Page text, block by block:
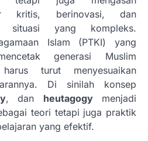
kritis, berinovasi, dan
situasi yang kompleks.
Islam (PTKI) yang
generasi Muslim
turut menyesuaikan
Di sinilah konsep
, dan heutagogymenjadi
teori tetapi juga praktik
yang efektif.